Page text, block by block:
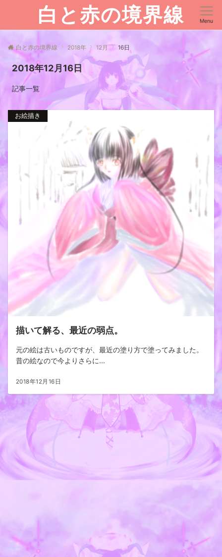
白と赤の境界線 Menu
白と赤の境界線 2018年 12月 16日
2018年12月16日
記事一覧
お絵描き
描いて解る、最近の弱点。
元の絵は古いものですが、最近の塗り方で塗ってみました。
昔の絵なので今よりさらに...
2018年12月16日